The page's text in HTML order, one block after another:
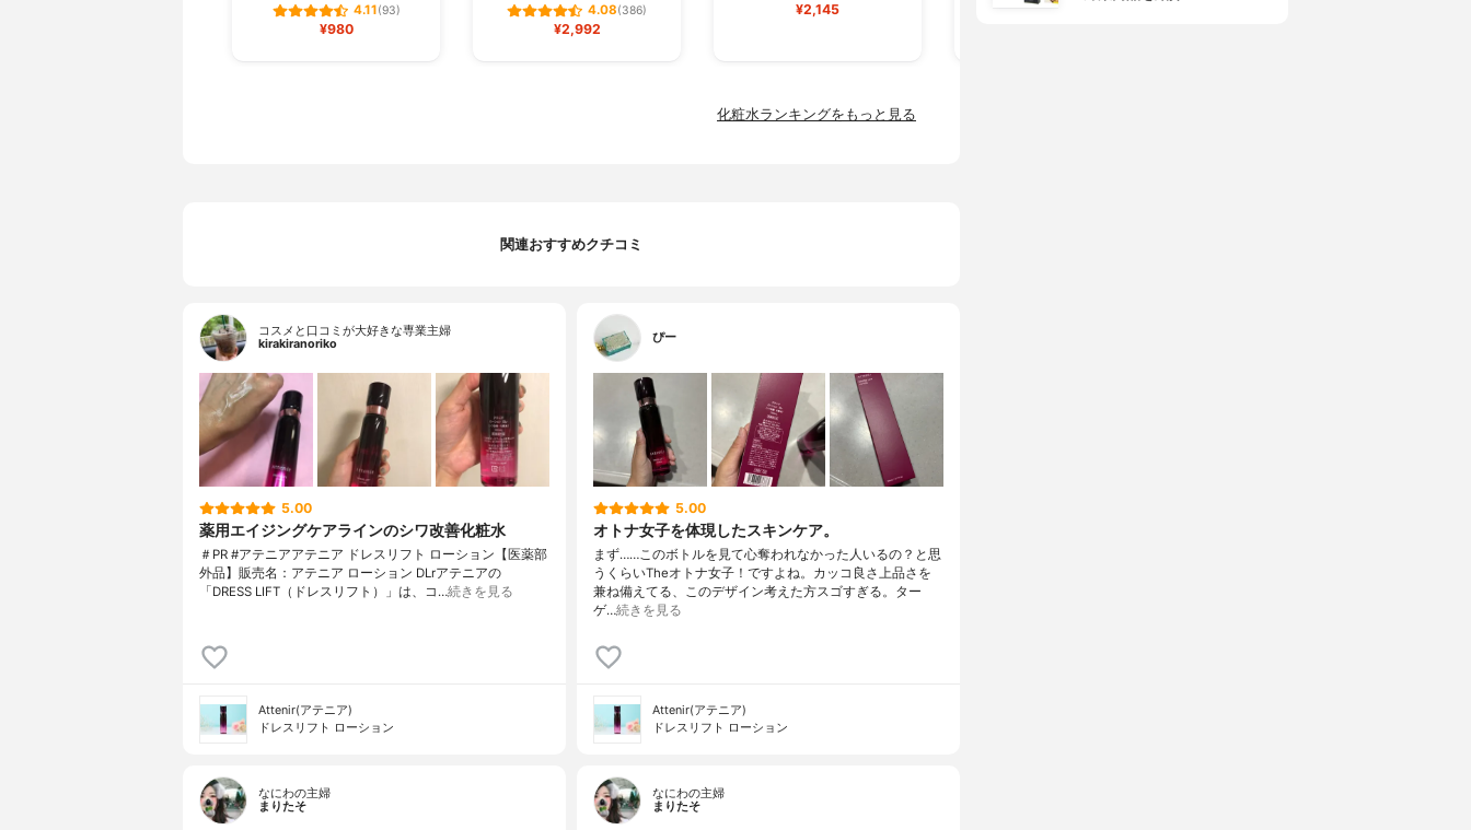
4.11(93)
¥980
4.08(386)
¥2,992
¥2,145
化粧水ランキングをもっと見る
関連おすすめクチコミ
コスメと口コミが大好きな専業主婦
kirakiranoriko
5.00
薬用エイジングケアラインのシワ改善化粧水
＃PR #アテニアアテニア ドレスリフト ローション【医薬部
外品】販売名：アテニア ローション DLrアテニアの
「DRESS LIFT（ドレスリフト）」は、コ…続きを見る
Attenir(アテニア)
ドレスリフト ローション
ぴー
5.00
オトナ女子を体現したスキンケア。
まず……このボトルを見て心奪われなかった人いるの？と思
うくらいTheオトナ女子！ですよね。カッコ良さ上品さを
兼ね備えてる、このデザイン考えた方スゴすぎる。ター
ゲ…続きを見る
Attenir(アテニア)
ドレスリフト ローション
なにわの主婦
まりたそ
なにわの主婦
まりたそ